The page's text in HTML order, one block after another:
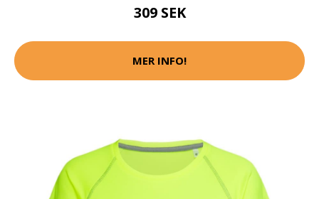
309 SEK
MER INFO!